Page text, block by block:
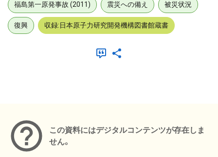
福島第一原発事故 (2011) 震災への備え 被災状況
復興 収録:日本原子力研究開発機構図書館蔵書
この資料にはデジタルコンテンツが存在しま
せん。